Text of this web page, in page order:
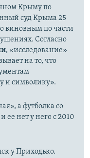
Крыму по
суд Крыма 25
виновным по части
Согласно
, «исследование»
на то, что
и символику».
а футболка со
ее нет у него с 2010
у Приходько.